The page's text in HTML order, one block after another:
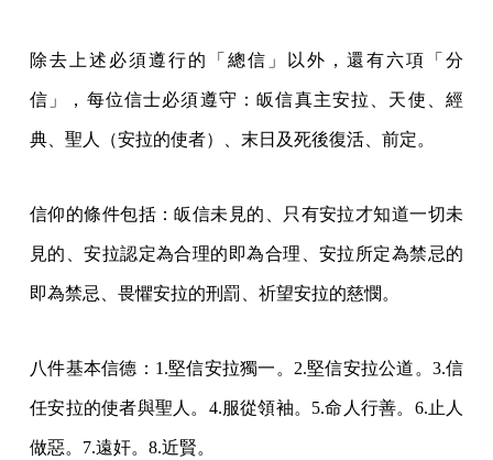
除去上述必須遵行的「總信」以外，還有六項「分
信」，每位信士必須遵守：皈信真主安拉、天使、經
典、聖人（安拉的使者）、末日及死後復活、前定。
信仰的條件包括：皈信未見的、只有安拉才知道一切未
見的、安拉認定為合理的即為合理、安拉所定為禁忌的
即為禁忌、畏懼安拉的刑罰、祈望安拉的慈憫。
八件基本信德：1.堅信安拉獨一。2.堅信安拉公道。3.信
任安拉的使者與聖人。4.服從領袖。5.命人行善。6.止人
做惡。7.遠奸。8.近賢。